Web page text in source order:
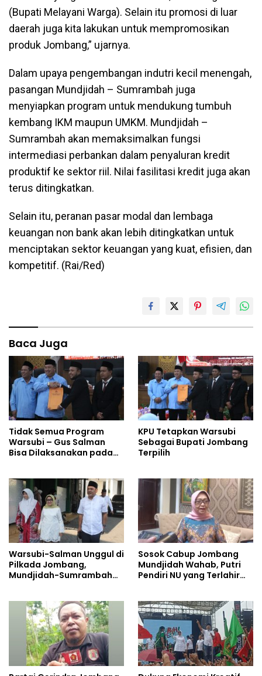
(Bupati Melayani Warga). Selain itu promosi di luar
daerah juga kita lakukan untuk mempromosikan
produk Jombang,” ujarnya.
Dalam upaya pengembangan indutri kecil menengah,
pasangan Mundjidah – Sumrambah juga
menyiapkan program untuk mendukung tumbuh
kembang IKM maupun UMKM. Mundjidah –
Sumrambah akan memaksimalkan fungsi
intermediasi perbankan dalam penyaluran kredit
produktif ke sektor riil. Nilai fasilitasi kredit juga akan
terus ditingkatkan.
Selain itu, peranan pasar modal dan lembaga
keuangan non bank akan lebih ditingkatkan untuk
menciptakan sektor keuangan yang kuat, efisien, dan
kompetitif. (Rai/Red)
Baca Juga
Tidak Semua Program
Warsubi – Gus Salman
Bisa Dilaksanakan pada
KPU Tetapkan Warsubi
Sebagai Bupati Jombang
Terpilih
Warsubi-Salman Unggul di
Pilkada Jombang,
Mundjidah-Sumrambah
Sosok Cabup Jombang
Mundjidah Wahab, Putri
Pendiri NU yang Terlahir